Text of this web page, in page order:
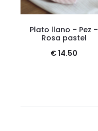
Plato llano – Pez –
Rosa pastel
€14.50